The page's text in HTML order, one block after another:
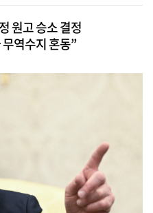
원고 승소 결정
역수지 혼동”